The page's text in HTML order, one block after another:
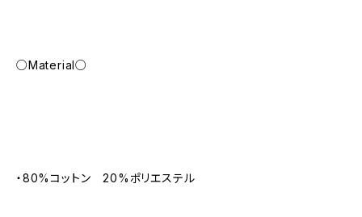
○Material○
・80%コットン 20%ポリエステル